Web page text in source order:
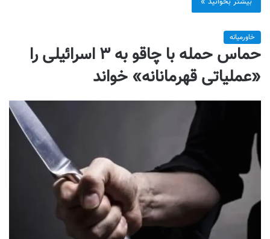
خاورمیانه
حماس حمله با چاقو به ۳ اسرائیلی را
«عملیاتی قهرمانانه» خواند